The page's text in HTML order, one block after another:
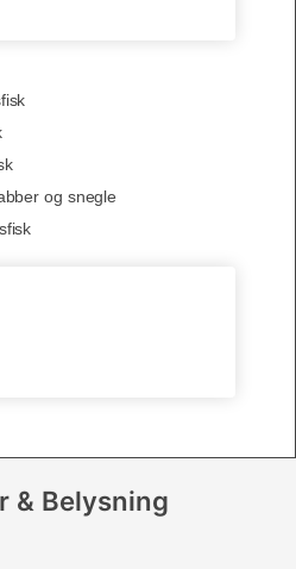
og snegle
& Belysning